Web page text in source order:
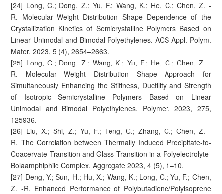
[24] Long, C.; Dong, Z.; Yu, F.; Wang, K.; He, C.; Chen, Z. -
R. Molecular Weight Distribution Shape Dependence of the
Crystallization Kinetics of Semicrystalline Polymers Based on
Linear Unimodal and Bimodal Polyethylenes. ACS Appl. Polym.
Mater. 2023, 5 (4), 2654–2663.
[25] Long, C.; Dong, Z.; Wang, K.; Yu, F.; He, C.; Chen, Z. -
R. Molecular Weight Distribution Shape Approach for
Simultaneously Enhancing the Stiffness, Ductility and Strength
of Isotropic Semicrystalline Polymers Based on Linear
Unimodal and Bimodal Polyethylenes. Polymer. 2023, 275,
125936.
[26] Liu, X.; Shi, Z.; Yu, F.; Teng, C.; Zhang, C.; Chen, Z. -
R. The Correlation between Thermally Induced Precipitate-to-
Coacervate Transition and Glass Transition in a Polyelectrolyte-
Bolaamphiphile Complex. Aggregate 2023, 4 (5), 1–10.
[27] Deng, Y.; Sun, H.; Hu, X.; Wang, K.; Long, C.; Yu, F.; Chen,
Z. -R. Enhanced Performance of Polybutadiene/Polyisoprene